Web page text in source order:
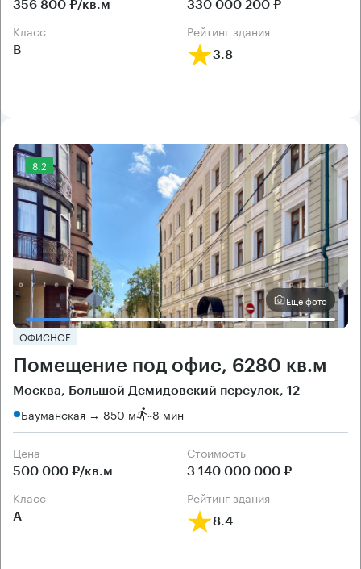
356 800 ₽/кв.м 330 000 200 ₽
класс
B
рейтинг здания
3.8
8.2
Еще фото
ОФИСНОЕ
Помещение под офис, 6280 кв.м
Москва, Большой Демидовский переулок, 12
Бауманская → 850 м ~8 мин
Цена
500 000 ₽/кв.м
Cтоимость
3 140 000 000 ₽
класс
А
рейтинг здания
8.4